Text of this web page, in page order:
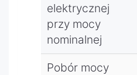
elektrycznej
przy mocy
nominalnej
Pobór mocy